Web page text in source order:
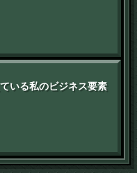
いる私のビジネス要素